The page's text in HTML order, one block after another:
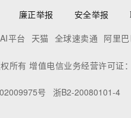
廉正举报 安全举报
平台 天猫 全球速卖通 阿里
所有 增值电信业务经营许可证
号 浙B2-20080101-4